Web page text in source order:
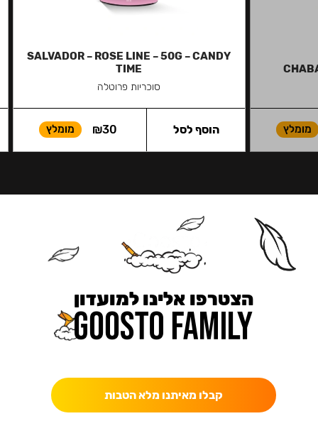
מומלץ
SALVADOR – ROSE LINE – 50G – CANDY
TIME
סוכריות פרוטלה
₪30 מומלץ הוסף לסל
הצטרפו אלינו למועדון
קבלו מאיתנו מלא הטבות